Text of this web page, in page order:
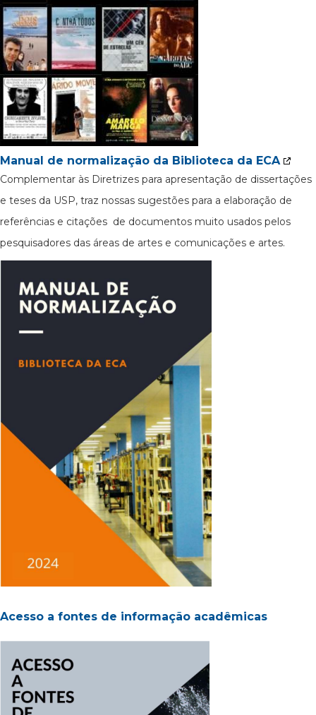
Manual de normalização da Biblioteca da ECA
Complementar às Diretrizes para apresentação de dissertações
e teses da USP, traz nossas sugestões para a elaboração de
referências e citações de documentos muito usados pelos
pesquisadores das áreas de artes e comunicações e artes.
Acesso a fontes de informação acadêmicas